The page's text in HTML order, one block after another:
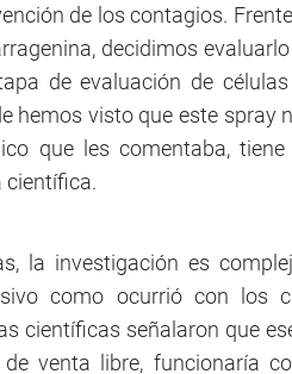
de los contagios.
decidimos
de evaluación de
hemos visto que este spray
que les comentaba,
científica.
la investigación es
como ocurrió con los
científicas señalaron que
venta libre, funcionaría